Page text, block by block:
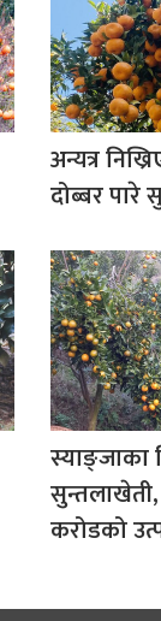
अन्यत्र
दोब्बर
स्याङ्जाका
करोडको